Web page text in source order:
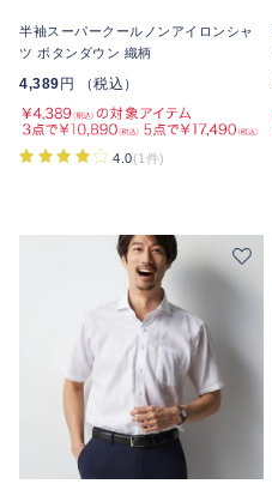
半袖スーパークールノンアイロンシャ
ツ ボタンダウン 織柄
4,389 円 （税込）
4.0(1件)